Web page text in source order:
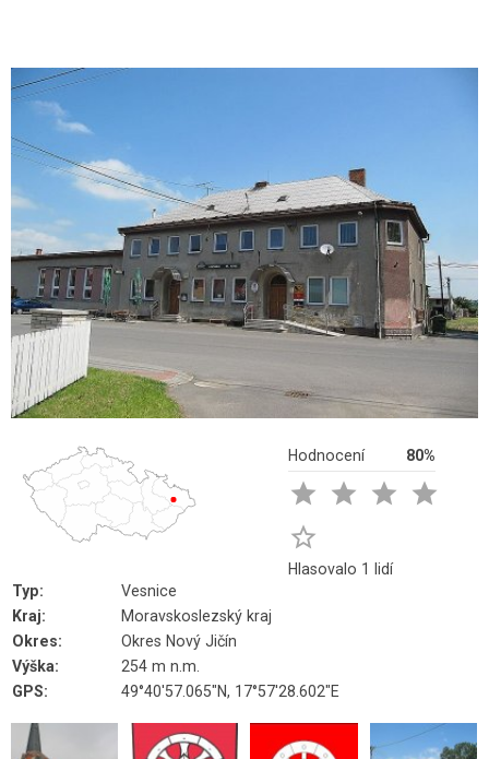
Hodnocení 80%
   

Hlasovalo 1 lidí
Typ:
Vesnice
Kraj:
Moravskoslezský kraj
Okres:
Okres Nový Jičín
Výška:
254 m n.m.
GPS:
49°40'57.065"N, 17°57'28.602"E